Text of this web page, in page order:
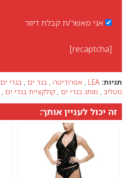
אני מאשר/ת קבלת דיוור
[recaptcha]
תגיות: LEA
, אפרודיטה , בגד ים , בגדי ים
גוטליב , מותג בגדי ים , קולקציית בגדי ים ,
זה יכול לעניין אותך: